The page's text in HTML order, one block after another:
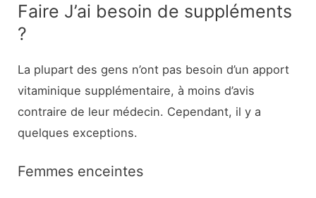
Faire J’ai besoin de suppléments
?
La plupart des gens n’ont pas besoin d’un apport
vitaminique supplémentaire, à moins d’avis
contraire de leur médecin. Cependant, il y a
quelques exceptions.
Femmes enceintes